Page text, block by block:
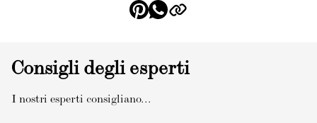
Consigli degli esperti
I nostri esperti consigliano...